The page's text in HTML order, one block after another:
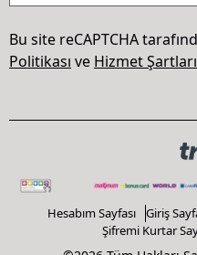
Bu site reCAPTCHA
Politikası ve Hizmet Şartları
Hesabım Sayfası Giriş
Şifremi Kurtar